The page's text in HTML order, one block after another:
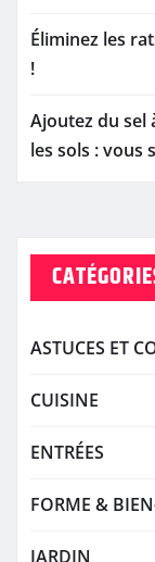
Éliminez les
!
Ajoutez du sel
les sols : vous
ASTUCES ET
CUISINE
ENTRÉES
FORME &
JARDIN